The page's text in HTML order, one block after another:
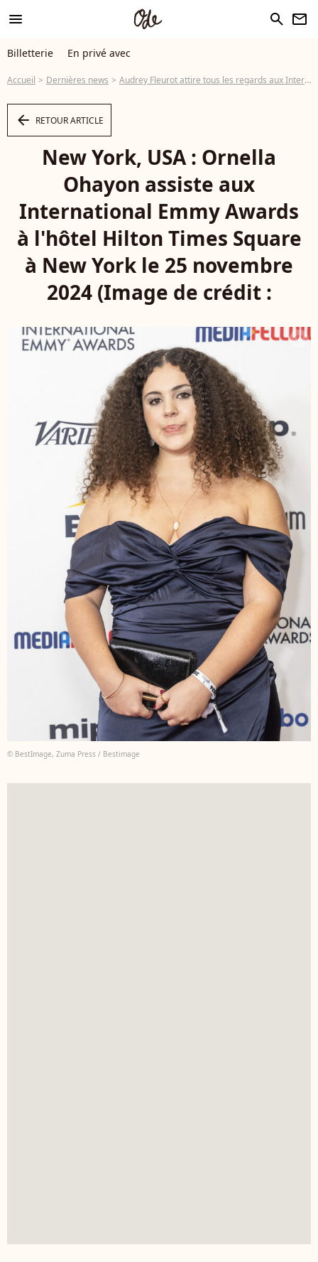
menu search newsletter
Billetterie En privé avec
Accueil Dernières news Audrey Fleurot attire tous les regards aux International Emmy Awards, elle n'est pas la seule française à avoir fait briller l'Hexagone
arrow_left RETOUR ARTICLE
New York, USA : Ornella
Ohayon assiste aux
International Emmy Awards
à l'hôtel Hilton Times Square
à New York le 25 novembre
2024 (Image de crédit :
© BestImage, Zuma Press / Bestimage